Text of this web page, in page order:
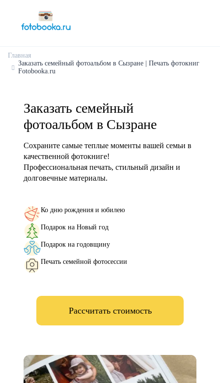
Главная
Заказать семейный фотоальбом в Сызране | Печать фотокниг
Fotobooka.ru
Заказать семейный
фотоальбом в Сызране
Сохраните самые теплые моменты вашей семьи в
качественной фотокниге!
Профессиональная печать, стильный дизайн и
долговечные материалы.
Ко дню рождения и юбилею
Подарок на Новый год
Подарок на годовщину
Печать семейной фотосессии
Рассчитать стоимость